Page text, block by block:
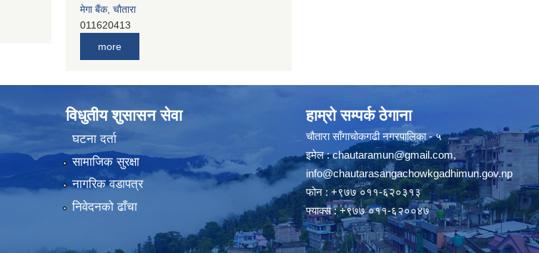
जनता बैंक, चाैतारा
011620406
011403051
011401055
नेपाल क्रेडिट एण्ड कमर्स बैंक, चाैतारा
011620402
यति विकास बैंक, मांखा
011482150
प्रभु बैंक, बाह्रविसे
011489259
more
विधुतीय शुसासन सेवा
घटना दर्ता
सामाजिक सुरक्षा
नागरिक वडापत्र
निवेदनको ढाँचा
हाम्रो सम्पर्क ठेगाना
चौतारा साँगाचोकगढी नगरपालिका - ५
इमेल :chautaramun@gmail.com,
info@chautarasangachowkgadhimun.gov.np
फोन : +९७७ ०११-६२०३१३
फ्याक्स : +९७७ ०११-६२००४७